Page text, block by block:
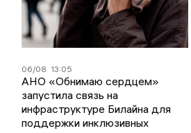
06/08 13:05
АНО «Обнимаю сердцем»
запустила связь на
инфраструктуре Билайна для
поддержки инклюзивных